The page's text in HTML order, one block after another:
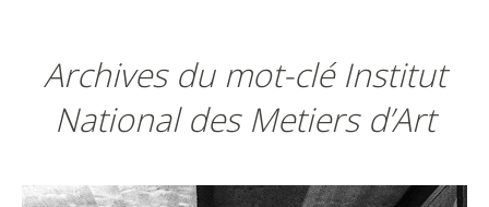
Archives du mot-clé Institut
National des Metiers d’Art